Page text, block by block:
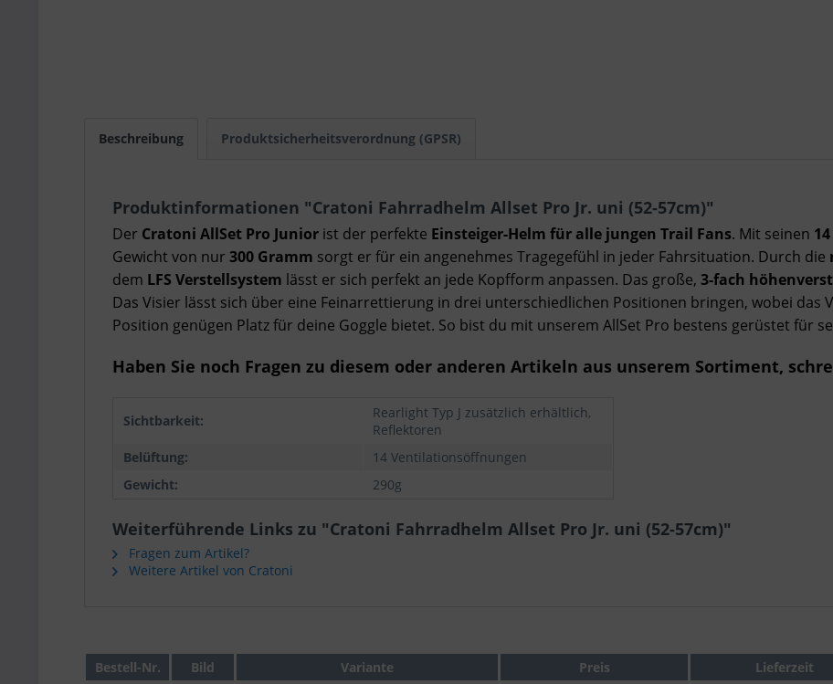
Beschreibung Produktsicherheitsverordnung (GPSR)
Produktinformationen "Cratoni Fahrradhelm Allset Pro Jr. uni (52-57cm)"
Der Cratoni AllSet Pro Junior ist der perfekte Einsteiger-Helm für alle jungen Trail Fans. Mit seinen
Gewicht von nur 300 Gramm sorgt er für ein angenehmes Tragegefühl in jeder Fahrsituation. Durch die
dem LFS Verstellsystem lässt er sich perfekt an jede Kopfform anpassen. Das große, 3-fach
Das Visier lässt sich über eine Feinarrettierung in drei unterschiedlichen Positionen bringen, wobei das
Position genügen Platz für deine Goggle bietet. So bist du mit unserem AllSet Pro bestens gerüstet für
Haben Sie noch Fragen zu diesem oder anderen Artikeln aus unserem Sortiment,
Sichtbarkeit:
Rearlight Typ J zusätzlich erhältlich,
Reflektoren
Belüftung:
14 Ventilationsöffnungen
Gewicht:
290g
Weiterführende Links zu "Cratoni Fahrradhelm Allset Pro Jr. uni (52-57cm)"
Fragen zum Artikel?
Weitere Artikel von Cratoni
Bestell-Nr. Bild Variante Preis Lieferzeit